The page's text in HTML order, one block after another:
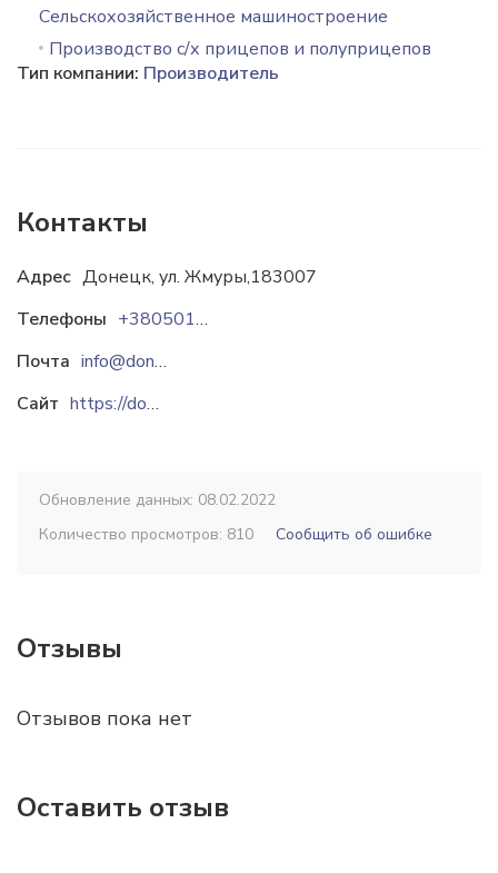
Сельскохозяйственное машиностроение
Производство с/х прицепов и полуприцепов
Тип компании: Производитель
Контакты
Адрес Донецк, ул. Жмуры,183007
Телефоны
+38050162-83-83
Почта
info@donbassagromash.prom.ua
Сайт
https://donbassagromash.prom.ua
Обновление данных: 08.02.2022
Количество просмотров: 810
Сообщить об ошибке
Отзывы
Отзывов пока нет
Оставить отзыв